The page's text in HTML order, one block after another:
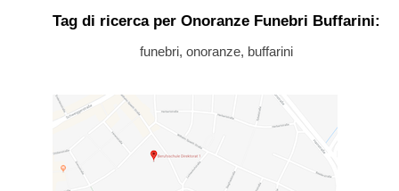
Tag di ricerca per Onoranze Funebri Buffarini:
funebri, onoranze, buffarini